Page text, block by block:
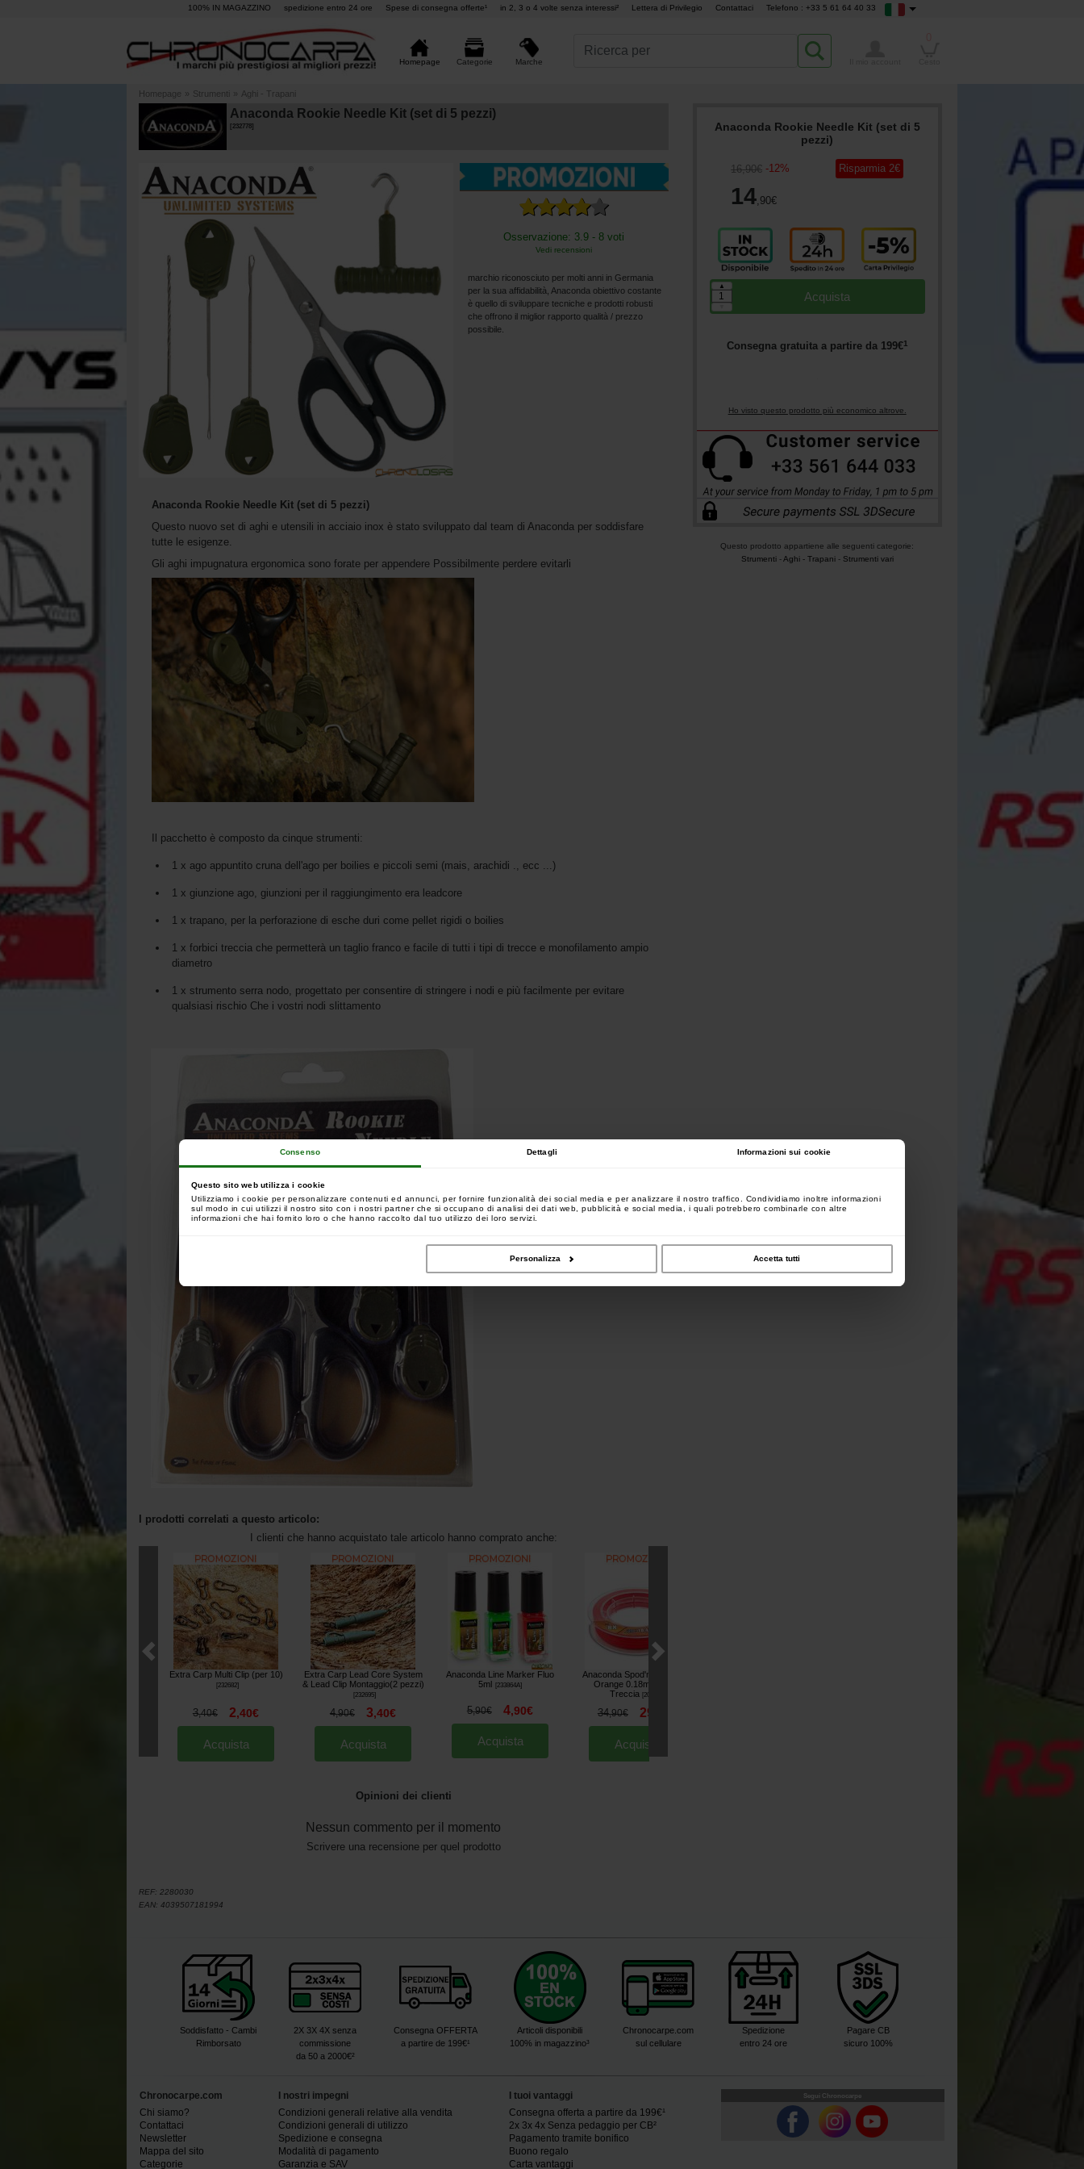
Consenso Dettagli Informazioni sui cookie
Questo sito web utilizza i cookie
Utilizziamo i cookie per personalizzare contenuti ed annunci, per fornire funzionalità dei social media e per analizzare il nostro traffico. Condividiamo inoltre informazioni
sul modo in cui utilizzi il nostro sito con i nostri partner che si occupano di analisi dei dati web, pubblicità e social media, i quali potrebbero combinarle con altre
informazioni che hai fornito loro o che hanno raccolto dal tuo utilizzo dei loro servizi.
Personalizza Accetta tutti
100% IN MAGAZZINO spedizione entro 24 ore Spese di consegna offerte¹ in 2, 3 o 4 volte senza interessi² Lettera di Privilegio Contattaci Telefono : +33 5 61 64 40 33
Homepage Categorie Marche
Homepage » Strumenti » Aghi - Trapani
Anaconda Rookie Needle Kit (set di 5 pezzi)
232778]
Osservazione: 3.9 - 8 voti
Vedi recensioni
marchio riconosciuto per molti anni in Germania
per la sua affidabilità, Anaconda obiettivo costante
è quello di sviluppare tecniche e prodotti robusti
che offrono il miglior rapporto qualità / prezzo
possibile.
Anaconda Rookie Needle Kit (set di 5
pezzi)
16,90€ -12%
14,90€
Risparmia 2€
Acquista
▲
Consegna gratuita a partire da 199€1
Ho visto questo prodotto più economico altrove.
Questo prodotto appartiene alle seguenti categorie:
Strumenti-Aghi - Trapani- Strumenti vari
Anaconda Rookie Needle Kit (set di 5 pezzi)
Questo nuovo set di aghi e utensili in acciaio inox è stato sviluppato dal team di Anaconda per soddisfare
tutte le esigenze.
Gli aghi impugnatura ergonomica sono forate per appendere Possibilmente perdere evitarli
Il pacchetto è composto da cinque strumenti:
1 x ago appuntito cruna dell'ago per boilies e piccoli semi (mais, arachidi ., ecc ...)
1 x giunzione ago, giunzioni per il raggiungimento era leadcore
1 x trapano, per la perforazione di esche duri come pellet rigidi o boilies
1 x forbici treccia che permetterà un taglio franco e facile di tutti i tipi di trecce e monofilamento ampio
diametro
1 x strumento serra nodo, progettato per consentire di stringere i nodi e più facilmente per evitare
qualsiasi rischio Che i vostri nodi slittamento
I prodotti correlati a questo articolo:
I clienti che hanno acquistato tale articolo hanno comprato anche:
Extra Carp Multi Clip (per 10)
232682]
3,40€ 2,40€
Acquista
Extra Carp Lead Core System
& Lead Clip Montaggio(2 pezzi)
232695]
4,90€ 3,40€
Acquista
Anaconda Line Marker Fluo
5ml
233864A]
5,90€ 4,90€
Acquista
Anaconda Spod'n Rock Line
Orange 0.18mm 300m
Treccia [207933
34,90€ 29
Acquista
Opinioni dei clienti
Nessun commento per il momento
Scrivere una recensione per quel prodotto
REF: 2280030
EAN: 4039507181994
Soddisfatto - Cambi
Rimborsato
2X 3X 4X senza
commissione
da 50 a 2000€²
Consegna OFFERTA
a partire de 199€¹
Articoli disponibili
100% in magazzino³
Chronocarpe.com
sul cellulare
Spedizione
entro 24 ore
Pagare CB
sicuro 100%
Chronocarpe.com
Chi siamo?
Contattaci
Newsletter
Mappa del sito
Categorie
I nostri impegni
Condizioni generali relative alla vendita
Condizioni generali di utilizzo
Spedizione e consegna
Modalità di pagamento
Garanzia e SAV
I tuoi vantaggi
Consegna offerta a partire da 199€¹
2x 3x 4x Senza pedaggio per CB²
Pagamento tramite bonifico
Buono regalo
Carta vantaggi
Segui Chronocarpe